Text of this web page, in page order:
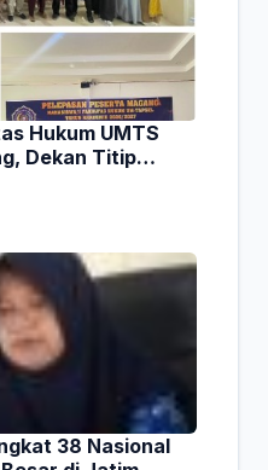
Hukum UMTS
Dekan Titip
38 Nasional